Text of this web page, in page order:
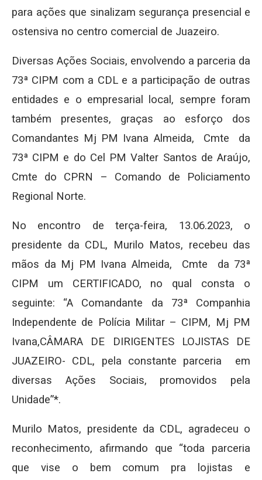
para ações que sinalizam segurança presencial e
ostensiva no centro comercial de Juazeiro.
Diversas Ações Sociais, envolvendo a parceria da
73ª CIPM com a CDL e a participação de outras
entidades e o empresarial local, sempre foram
também presentes, graças ao esforço dos
Comandantes Mj PM Ivana Almeida, Cmte da
73ª CIPM e do Cel PM Valter Santos de Araújo,
Cmte do CPRN – Comando de Policiamento
Regional Norte.
No encontro de terça-feira, 13.06.2023, o
presidente da CDL, Murilo Matos, recebeu das
mãos da Mj PM Ivana Almeida, Cmte da 73ª
CIPM um CERTIFICADO, no qual consta o
seguinte: “A Comandante da 73ª Companhia
Independente de Polícia Militar – CIPM, Mj PM
Ivana,CÂMARA DE DIRIGENTES LOJISTAS DE
JUAZEIRO- CDL, pela constante parceria em
diversas Ações Sociais, promovidos pela
Unidade”*.
Murilo Matos, presidente da CDL, agradeceu o
reconhecimento, afirmando que “toda parceria
que vise o bem comum pra lojistas e